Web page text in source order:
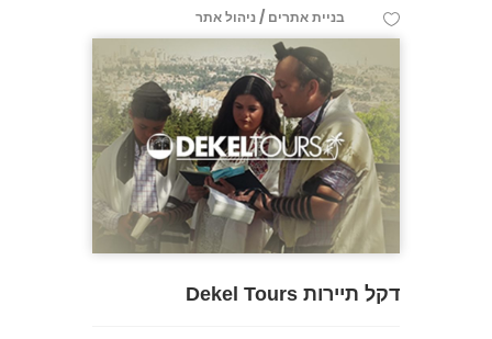
בניית אתרים / ניהול אתר
דקל תיירות Dekel Tours